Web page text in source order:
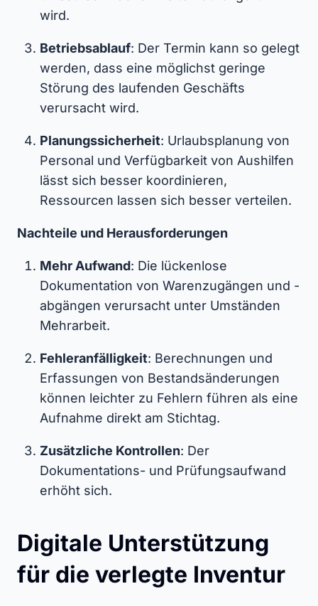
wird.
Betriebsablauf: Der Termin kann so gelegt
werden, dass eine möglichst geringe
Störung des laufenden Geschäfts
verursacht wird.
Planungssicherheit: Urlaubsplanung von
Personal und Verfügbarkeit von Aushilfen
lässt sich besser koordinieren,
Ressourcen lassen sich besser verteilen.
Nachteile und Herausforderungen
Mehr Aufwand: Die lückenlose
Dokumentation von Warenzugängen und -
abgängen verursacht unter Umständen
Mehrarbeit.
Fehleranfälligkeit: Berechnungen und
Erfassungen von Bestandsänderungen
können leichter zu Fehlern führen als eine
Aufnahme direkt am Stichtag.
Zusätzliche Kontrollen: Der
Dokumentations- und Prüfungsaufwand
erhöht sich.
Digitale Unterstützung
für die verlegte Inventur